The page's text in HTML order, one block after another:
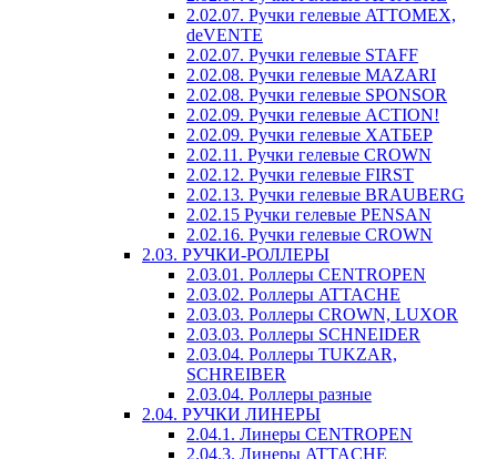
2.02.07. Ручки гелевые ATTOMEX,
deVENTE
2.02.07. Ручки гелевые STAFF
2.02.08. Ручки гелевые MAZARI
2.02.08. Ручки гелевые SPONSOR
2.02.09. Ручки гелевые ACTION!
2.02.09. Ручки гелевые ХАТБЕР
2.02.11. Ручки гелевые CROWN
2.02.12. Ручки гелевые FIRST
2.02.13. Ручки гелевые BRAUBERG
2.02.15 Ручки гелевые PENSAN
2.02.16. Ручки гелевые CROWN
2.03. РУЧКИ-РОЛЛЕРЫ
2.03.01. Роллеры CENTROPEN
2.03.02. Роллеры ATTACHE
2.03.03. Роллеры CROWN, LUXOR
2.03.03. Роллеры SCHNEIDER
2.03.04. Роллеры TUKZAR,
SCHREIBER
2.03.04. Роллеры разные
2.04. РУЧКИ ЛИНЕРЫ
2.04.1. Линеры CENTROPEN
2.04.3. Линеры ATTACHE